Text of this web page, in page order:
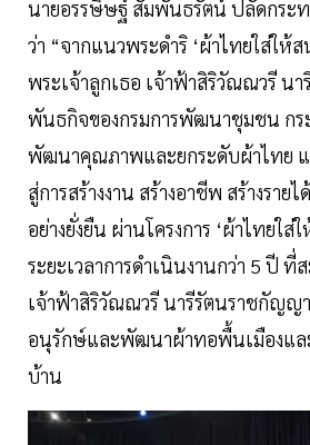
นายอรรษิษฐ์ สัมพันธรัตน์ ปลัดกระท
ว่า “จากแนวพระดำริ ‘ผ้าไทยใส่ให้
พระเจ้าลูกเธอ เจ้าฟ้าสิริวัณณวรี น
พันธกิจของกรมการพัฒนาชุมชน กร
พัฒนาคุณภาพและยกระดับผ้าไทย แ
สู่การสร้างงาน สร้างอาชีพ สร้างราย
อย่างยั่งยืน ผ่านโครงการ ‘ผ้าไทยใส่
ระยะเวลาการดำเนินงานกว่า 5 ปี ที่
เจ้าฟ้าสิริวัณณวรี นารีรัตนราชกัญญ
อนุรักษ์และพัฒนาผ้าทอพื้นเมืองแล
บ้าน